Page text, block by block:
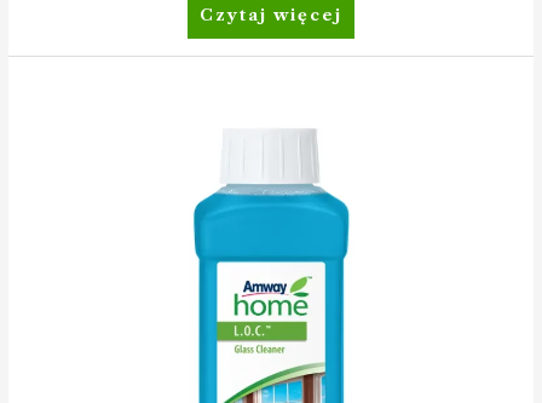
Nutrilite™
Metabolism*
Czytaj więcej